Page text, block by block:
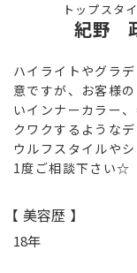
トップスタ
紀野
ハイライトやグラ
意ですが、お客様
いインナーカラー
クワクするような
ウルフスタイルや
1度ご相談下さい☆
【 美容歴 】
18年